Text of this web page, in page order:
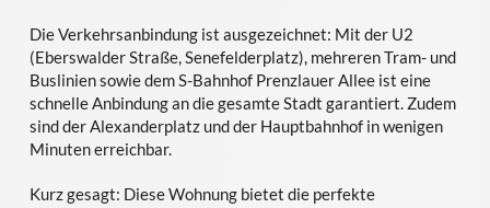
Die Verkehrsanbindung ist ausgezeichnet: Mit der U2
(Eberswalder Straße, Senefelderplatz), mehreren Tram- und
Buslinien sowie dem S-Bahnhof Prenzlauer Allee ist eine
schnelle Anbindung an die gesamte Stadt garantiert. Zudem
sind der Alexanderplatz und der Hauptbahnhof in wenigen
Minuten erreichbar.
Kurz gesagt: Diese Wohnung bietet die perfekte